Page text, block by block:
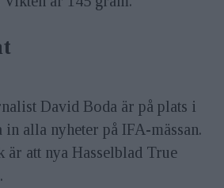
David Boda är på plats i
alla nyheter på IFA-mässan.
är att nya Hasselblad True